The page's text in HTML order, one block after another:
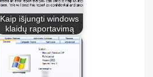
Kaip išjungti windows
klaidų raportavimą